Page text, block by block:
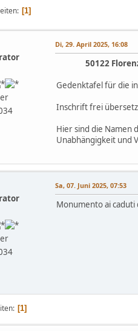
1
Di, 29. April 2025, 16:08
50122
Gedenktafel für die
Inschrift frei
Hier sind die Namen
Unabhängigkeit und
Sa, 07. Juni 2025, 07:53
Monumento ai caduti
1